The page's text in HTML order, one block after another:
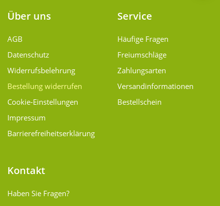
Über uns
AGB
Datenschutz
Widerrufsbelehrung
Bestellung widerrufen
Cookie-Einstellungen
Impressum
Barrierefreiheitserklärung
Service
Häufige Fragen
Freiumschläge
Zahlungsarten
Versand­informationen
Bestellschein
Kontakt
Haben Sie Fragen?